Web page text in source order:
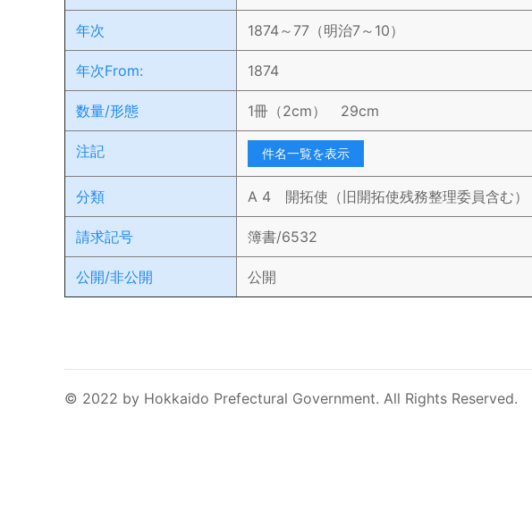
年次 1874～77（明治7～10）
年次From: 1874
数量/形態 1冊（2cm） 29cm
注記 件名一覧を表示
分類 A 4 開拓使（旧開拓使残務整理委員含む）
請求記号 簿書/6532
公開/非公開 公開
© 2022 by Hokkaido Prefectural Government. All Rights Reserved.